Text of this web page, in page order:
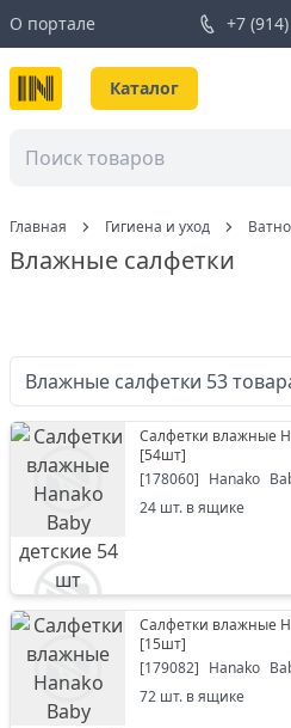
О портале +7
Каталог
Главная Гигиена и уход
Влажные салфетки
Влажные салфетки 53
Салфетки влажные
[54шт]
[178060] Hanako
24 шт. в ящике
Салфетки влажные
[15шт]
[179082] Hanako
72 шт. в ящике